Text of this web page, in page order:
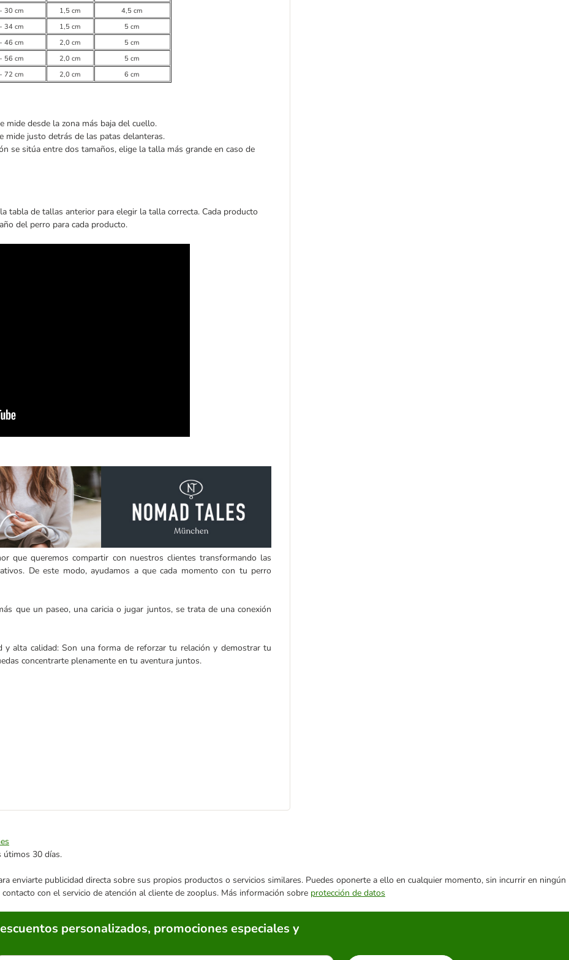
30 cm 1,5 cm
4,5 cm
34 cm 1,5 cm
5 cm
46 cm 2,0 cm
5 cm
56 cm 2,0 cm
5 cm
72 cm 2,0 cm 6 cm
mide desde la zona más baja del cuello.
mide justo detrás de las patas delanteras.
se sitúa entre dos tamaños, elige la talla más grande en caso de
tabla de tallas anterior para elegir la talla correcta. Cada producto
del perro para cada producto.
que queremos compartir con nuestros clientes transformando las
De este modo, ayudamos a que cada momento con tu perro
que un paseo, una caricia o jugar juntos, se trata de una conexión
alta calidad: Son una forma de reforzar tu relación y demostrar tu
concentrarte plenamente en tu aventura juntos.
útimos 30 días.
enviarte publicidad directa sobre sus propios productos o servicios similares. Puedes oponerte a ello en cualquier momento, sin incurrir en ningún
con el servicio de atención al cliente de zooplus. Más información sobre protección de datos
personalizados, promociones especiales y